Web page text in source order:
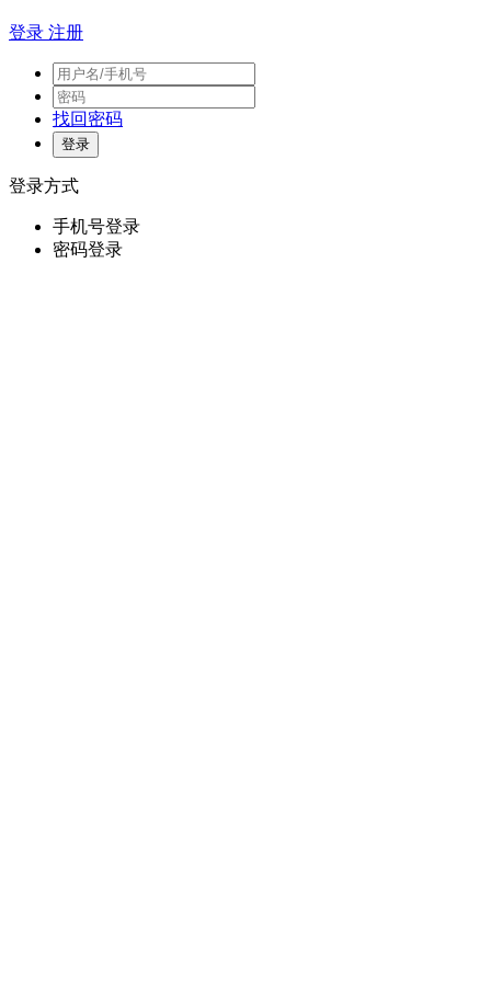
登录 注册
找回密码
登录方式
手机号登录
密码登录